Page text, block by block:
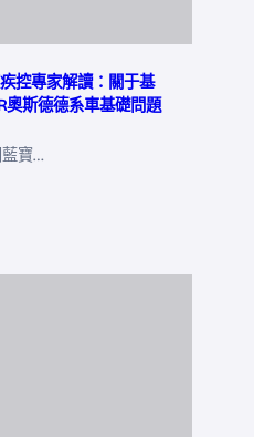
控專家解讀：關于基
奧斯德德系車基礎問題
藍寶…